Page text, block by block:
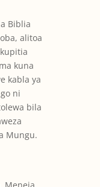
Biblia
alitoa
kuna
kabla ya
ni
bila
Mungu.
Meneja